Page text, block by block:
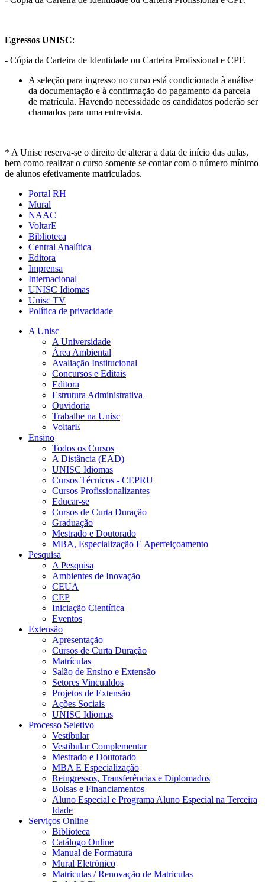
Egressos UNISC:
- Cópia da Carteira de Identidade ou Carteira Profissional e CPF.
A seleção para ingresso no curso está condicionada à análise
da documentação e à confirmação do pagamento da parcela
de matrícula. Havendo necessidade os candidatos poderão ser
chamados para uma entrevista.
* A Unisc reserva-se o direito de alterar a data de início das aulas,
bem como realizar o curso somente se contar com o número mínimo
de alunos efetivamente matriculados.
Portal RH
Mural
NAAC
VoltarE
Biblioteca
Central Analítica
Editora
Imprensa
Internacional
UNISC Idiomas
Unisc TV
Política de privacidade
A Unisc
A Universidade
Área Ambiental
Avaliação Institucional
Concursos e Editais
Editora
Estrutura Administrativa
Ouvidoria
Trabalhe na Unisc
VoltarE
Ensino
Todos os Cursos
A Distância (EAD)
UNISC Idiomas
Cursos Técnicos - CEPRU
Cursos Profissionalizantes
Educar-se
Cursos de Curta Duração
Graduação
Mestrado e Doutorado
MBA, Especialização E Aperfeiçoamento
Pesquisa
A Pesquisa
Ambientes de Inovação
CEUA
CEP
Iniciação Científica
Eventos
Extensão
Apresentação
Cursos de Curta Duração
Matrículas
Salão de Ensino e Extensão
Setores Vincualdos
Projetos de Extensão
Ações Sociais
UNISC Idiomas
Processo Seletivo
Vestibular
Vestibular Complementar
Mestrado e Doutorado
MBA E Especialização
Reingressos, Transferências e Diplomados
Bolsas e Financiamentos
Aluno Especial e Programa Aluno Especial na Terceira
Idade
Serviços Online
Biblioteca
Catálogo Online
Manual de Formatura
Mural Eletrônico
Matriculas / Renovação de Matriculas